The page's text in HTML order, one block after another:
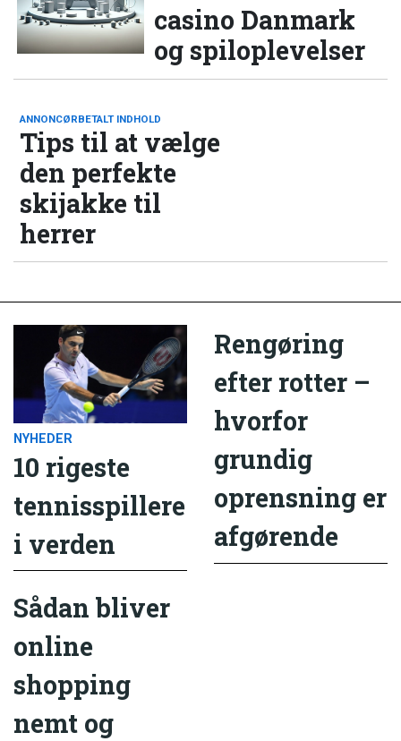
casino Danmark
og spiloplevelser
ANNONCØRBETALT INDHOLD
Tips til at vælge
den perfekte
skijakke til
herrer
NYHEDER
10 rigeste
tennisspillere
i verden
Rengøring
efter rotter –
hvorfor
grundig
oprensning er
afgørende
Sådan bliver
online
shopping
nemt og